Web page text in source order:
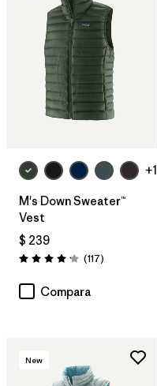
+1
M's Down Sweater™
Vest
$ 239
Valoración: 4.2 / 5
(117Comentarios
)
Compara
New